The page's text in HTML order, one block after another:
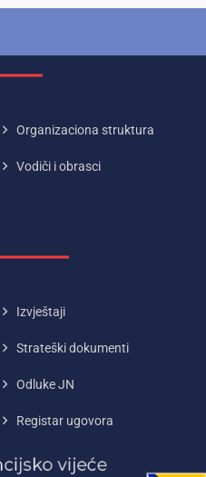
Organizaciona struktura
Vodiči i obrasci
Izvještaji
Strateški dokumenti
Odluke JN
Registar ugovora